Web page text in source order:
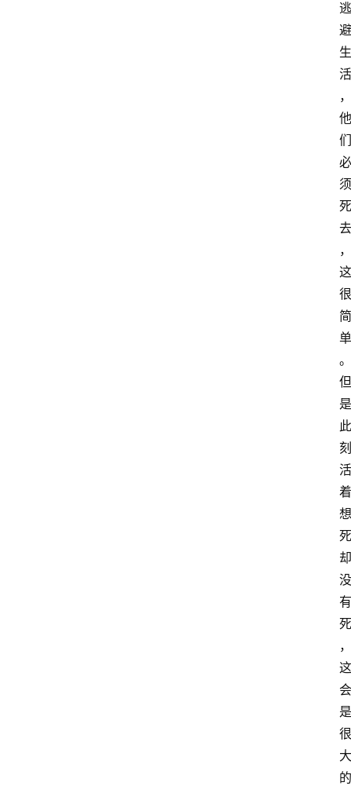
逃
避
生
活
，
他
们
必
须
死
去
，
这
很
简
单
。
但
是
此
刻
活
着
想
死
却
没
有
死
，
这
会
是
很
大
的